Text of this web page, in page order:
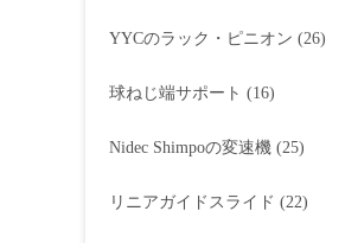
YYCのラック・ピニオン (26)
球ねじ端サポート (16)
Nidec Shimpoの変速機 (25)
リニアガイドスライド (22)